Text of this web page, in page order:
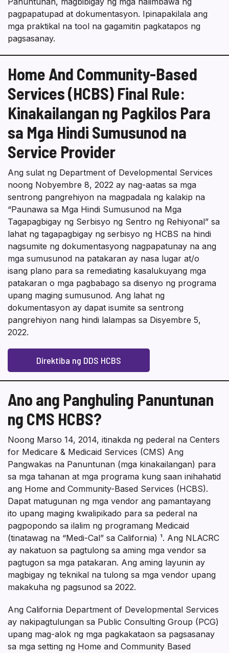
pagpapatupad at dokumentasyon. Ipinapakilala ang
mga praktikal na tool na gagamitin pagkatapos ng
pagsasanay.
Home And Community-Based
Services (HCBS) Final Rule:
Kinakailangan ng Pagkilos Para
sa Mga Hindi Sumusunod na
Service Provider
Ang sulat ng Department of Developmental Services
noong Nobyembre 8, 2022 ay nag-aatas sa mga
sentrong pangrehiyon na magpadala ng kalakip na
“Paunawa sa Mga Hindi Sumusunod na Mga
Tagapagbigay ng Serbisyo ng Sentro ng Rehiyonal” sa
lahat ng tagapagbigay ng serbisyo ng HCBS na hindi
nagsumite ng dokumentasyong nagpapatunay na ang
mga sumusunod na patakaran ay nasa lugar at/o
isang plano para sa remediating kasalukuyang mga
patakaran o mga pagbabago sa disenyo ng programa
upang maging sumusunod. Ang lahat ng
dokumentasyon ay dapat isumite sa sentrong
pangrehiyon nang hindi lalampas sa Disyembre 5,
2022.
Direktiba ng DDS HCBS
Ano ang Panghuling Panuntunan
ng CMS HCBS?
Noong Marso 14, 2014, itinakda ng pederal na Centers
for Medicare & Medicaid Services (CMS) Ang
Pangwakas na Panuntunan (mga kinakailangan) para
sa mga tahanan at mga programa kung saan inihahatid
ang Home and Community-Based Services (HCBS).
Dapat matugunan ng mga vendor ang pamantayang
ito upang maging kwalipikado para sa pederal na
pagpopondo sa ilalim ng programang Medicaid
(tinatawag na “Medi-Cal” sa California) ¹. Ang NLACRC
ay nakatuon sa pagtulong sa aming mga vendor sa
pagtugon sa mga patakaran. Ang aming layunin ay
magbigay ng teknikal na tulong sa mga vendor upang
makakuha ng pagsunod sa 2022.
Ang California Department of Developmental Services
ay nakipagtulungan sa Public Consulting Group (PCG)
upang mag-alok ng mga pagkakataon sa pagsasanay
sa mga setting ng Home and Community Based